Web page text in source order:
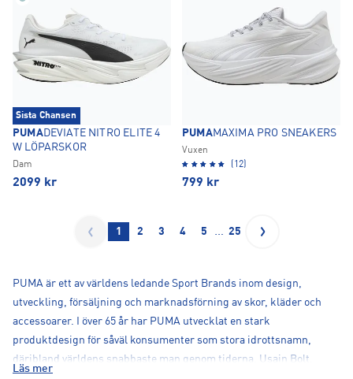
Sista Chansen
PUMADEVIATE NITRO ELITE 4
W LÖPARSKOR
Dam
2099 kr
PUMAMAXIMA PRO SNEAKERS
Vuxen
(12)
799 kr
1 2 3 4 5 … 25
PUMA är ett av världens ledande Sport Brands inom design,
utveckling, försäljning och marknadsförning av skor, kläder och
accessoarer. I över 65 år har PUMA utvecklat en stark
produktdesign för såväl konsumenter som stora idrottsnamn,
däribland världens snabbaste man genom tiderna, Usain Bolt.
Läs mer